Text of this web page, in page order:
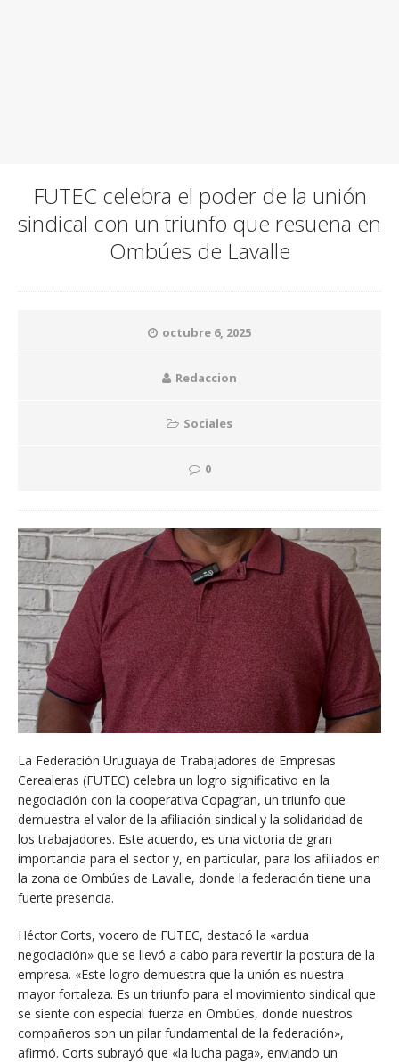
FUTEC celebra el poder de la unión
sindical con un triunfo que resuena en
Ombúes de Lavalle
octubre 6, 2025
Redaccion
Sociales
0
La Federación Uruguaya de Trabajadores de Empresas
Cerealeras (FUTEC) celebra un logro significativo en la
negociación con la cooperativa Copagran, un triunfo que
demuestra el valor de la afiliación sindical y la solidaridad de
los trabajadores. Este acuerdo, es una victoria de gran
importancia para el sector y, en particular, para los afiliados en
la zona de Ombúes de Lavalle, donde la federación tiene una
fuerte presencia.
Héctor Corts, vocero de FUTEC, destacó la «ardua
negociación» que se llevó a cabo para revertir la postura de la
empresa. «Este logro demuestra que la unión es nuestra
mayor fortaleza. Es un triunfo para el movimiento sindical que
se siente con especial fuerza en Ombúes, donde nuestros
compañeros son un pilar fundamental de la federación»,
afirmó. Corts subrayó que «la lucha paga», enviando un